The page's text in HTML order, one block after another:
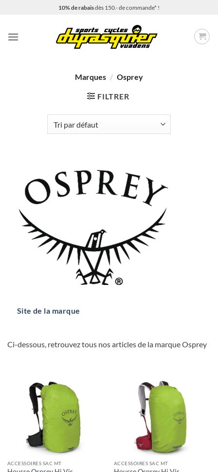
10% de rabaisdès 150.- de commande* !
Marques / Osprey
FILTRER
Site de la marque
Ci-dessous, retrouvez tous nos articles de la marque Osprey
ACCESSOIRES SAC MT ACCESSOIRES SAC MT